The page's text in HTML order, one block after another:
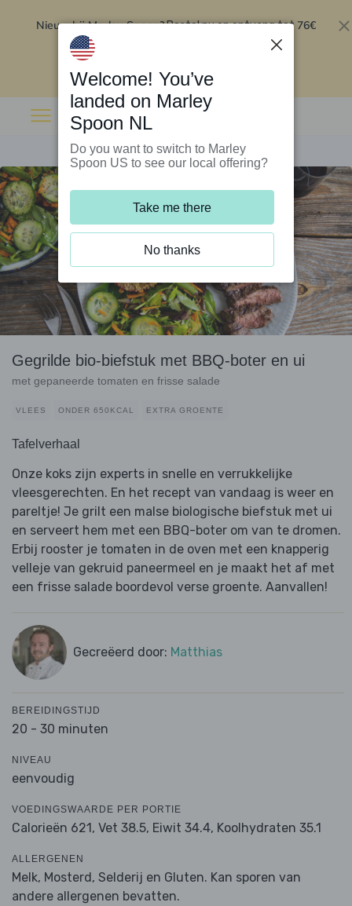
Nieuw bij Marley Spoon?Bestel nu en ontvang tot 76€
Gegrilde bio-biefstuk met BBQ-boter en ui
met gepaneerde tomaten en frisse salade
VLEES ONDER 650KCAL EXTRA GROENTE
Tafelverhaal
Onze koks zijn experts in snelle en verrukkelijke
vleesgerechten. En het recept van vandaag is weer en
pareltje! Je grilt een malse biologische biefstuk met ui
en serveert hem met een BBQ-boter om van te dromen.
Erbij rooster je tomaten in de oven met een knapperig
velleje van gekruid paneermeel en je maakt het af met
een frisse salade boordevol verse groente. Aanvallen!
Gecreëerd door: Matthias
BEREIDINGSTIJD
20 - 30 minuten
NIVEAU
eenvoudig
VOEDINGSWAARDE PER PORTIE
Calorieën 621, Vet 38.5, Eiwit 34.4, Koolhydraten 35.1
ALLERGENEN
Melk, Mosterd, Selderij en Gluten. Kan sporen van
andere allergenen bevatten.
Welcome! You’ve
landed on Marley
Spoon NL
Do you want to switch to Marley
Spoon US to see our local offering?
Take me there
No thanks